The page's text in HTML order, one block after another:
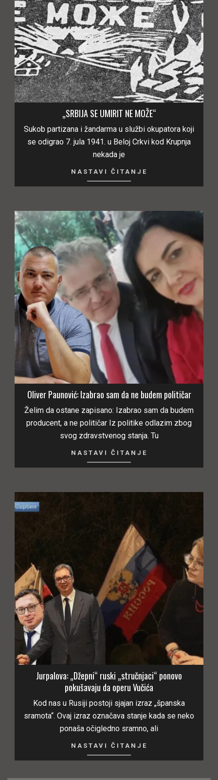
„SRBIJA SE UMIRIT NE MOŽE“
Sukob partizana i žandarma u službi okupatora koji
se odigrao 7. jula 1941. u Beloj Crkvi kod Krupnja
nekada je
NASTAVI ČITANJE
Oliver Paunović: Izabrao sam da ne budem političar
Želim da ostane zapisano: Izabrao sam da budem
producent, a ne političar Iz politike odlazim zbog
svog zdravstvenog stanja. Tu
NASTAVI ČITANJE
Jurpalova: „Džepni“ ruski „stručnjaci“ ponovo
pokušavaju da operu Vučića
Kod nas u Rusiji postoji sjajan izraz „španska
sramota“. Ovaj izraz označava stanje kada se neko
ponaša očigledno sramno, ali
NASTAVI ČITANJE